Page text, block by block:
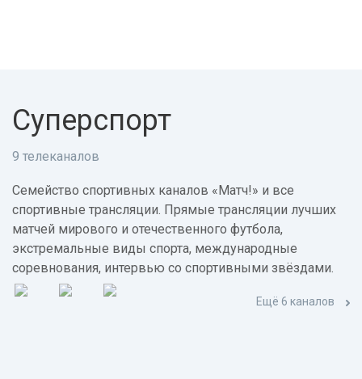
Суперспорт
9 телеканалов
Семейство спортивных каналов «Матч!» и все
спортивные трансляции. Прямые трансляции лучших
матчей мирового и отечественного футбола,
экстремальные виды спорта, международные
соревнования, интервью со спортивными звёздами.
Ещё 6 каналов